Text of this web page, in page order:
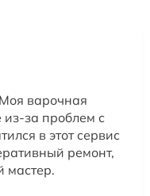
варочная
за проблем с
в этот сервис
ремонт,
мастер.